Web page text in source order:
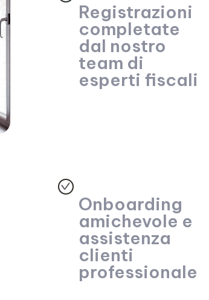
Registrazioni
completate
dal nostro
team di
esperti fiscali
Onboarding
amichevole e
assistenza
clienti
professionale